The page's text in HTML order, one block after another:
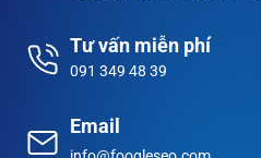
Tư vấn miễn phí
091 349 48 39
Email